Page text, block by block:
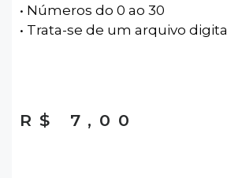
• Números do 0 ao 30
• Trata-se de um arquivo digital
R$ 7,00